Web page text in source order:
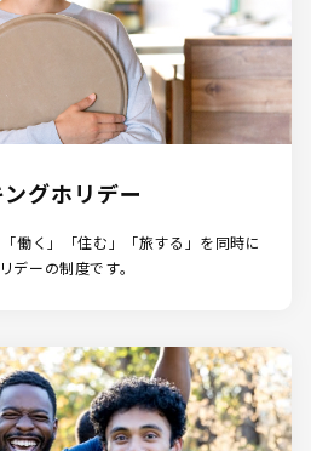
グホリデー
働く」「住む」「旅する」を同時に
デーの制度です。